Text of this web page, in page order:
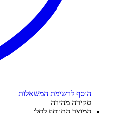
הוסף לרשימת המשאלות
סקירה מהירה
המוצר התווסף לסל: